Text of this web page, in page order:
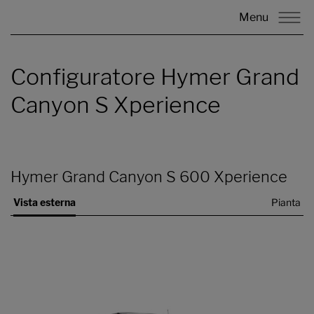
Menu
Configuratore Hymer Grand
Canyon S Xperience
Hymer Grand Canyon S 600 Xperience
Vista esterna Pianta